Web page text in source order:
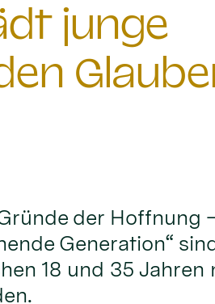
junge
der Hoffnung
Generation“
18 und 35 Jahren